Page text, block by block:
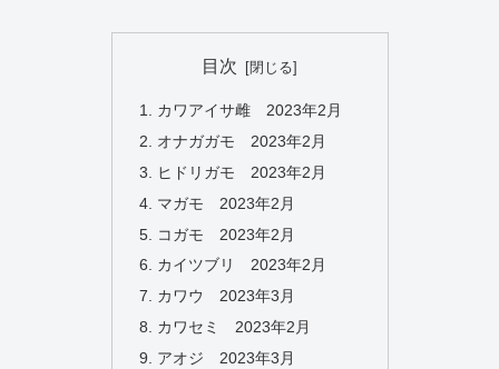
目次
カワアイサ雌 2023年2月
オナガガモ 2023年2月
ヒドリガモ 2023年2月
マガモ 2023年2月
コガモ 2023年2月
カイツブリ 2023年2月
カワウ 2023年3月
カワセミ 2023年2月
アオジ 2023年3月